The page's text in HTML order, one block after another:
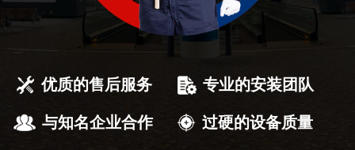
优质的售后服务 专业的安装团队
与知名企业合作 过硬的设备质量